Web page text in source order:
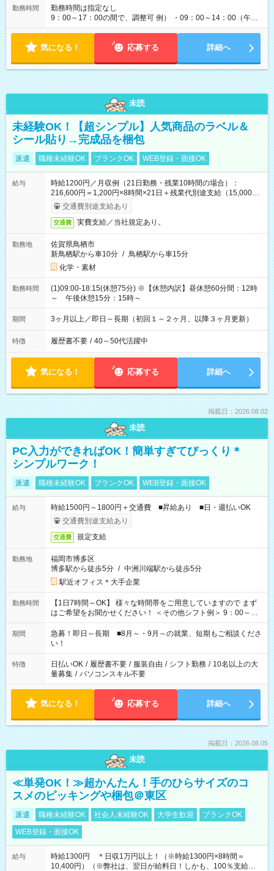
勤務時間
勤務時間は指定なし
9：00～17：00の間で、調整可 例） ・09：00～14：00（午後
からは家事に） ・10：00～16：00（朝はゆっくりスタート）
勤務で、ご希望に合わせて調整します。 ◎今週は子供の行事
気になる！ 応募する 詳細へ
未読
未経験OK！【超シンプル】人気商品のラベル＆
シール貼り→完成品を梱包
派遣 職種未経験OK ブランクOK WEB登録・面接OK
給与
時給1200円／月収例（21日勤務・残業10時間の場合）：
216,600円＝1,200円×8時間×21日＋残業代別途支給（15,000
円）交通費別途支給あり
交通費 実費支給／当社規定あり。
勤務地
佐賀県鳥栖市
新鳥栖駅から車10分 / 鳥栖駅から車15分
化学・素材
勤務時間
(1)09:00-18:15(休憩75分) ※【休憩内訳】昼休憩60分間：12時
～ 午後休憩15分：15時～
期間 3ヶ月以上／即日～長期（初回１～２ヶ月、以降３ヶ月更新）
特徴 履歴書不要 / 40～50代活躍中
気になる！ 応募する 詳細へ
掲載日：2026.08.02
未読
PC入力ができればOK！簡単すぎてびっくり＊
シンプルワーク！
派遣 職種未経験OK ブランクOK WEB登録・面接OK
給与
時給1500円～1800円＋交通費 ■昇給あり ■日・週払いOK
交通費別途支給あり
交通費 規定支給
勤務地
福岡市博多区
博多駅から徒歩5分 / 中洲川端駅から徒歩5分
駅近オフィス＊大手企業
勤務時間
【1日7時間～OK】 様々な時間帯をご用意していますので まず
はご希望をお聞かせください！ ＜その他シフト例＞ 9：00～
17：00 11：00～20：00 などなど！その他のお時間もOKで
す！
期間
急募！即日～長期 ■8月～・9月～の就業、短期もご相談くださ
い！
特徴 日払いOK / 履歴書不要 / 服装自由 / シフト勤務 / 10名以上の大
量募集 / パソコンスキル不要
気になる！ 応募する 詳細へ
掲載日：2026.08.05
未読
≪単発OK！≫超かんたん！手のひらサイズのコ
スメのピッキングや梱包＠東区
派遣 職種未経験OK 社会人未経験OK 大学生歓迎
ブランクOK
WEB登録・面接OK
給与
時給1300円 ＊日収1万円以上！（※時給1300円×8時間＝
10,400円）（※弊社は、翌日が給料日！しかも、100％支給な